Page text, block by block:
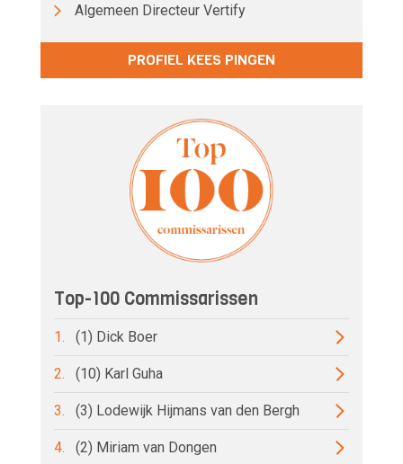
Algemeen Directeur Vertify
PROFIEL KEES PINGEN
Top-100 Commissarissen
1. (1) Dick Boer
2. (10) Karl Guha
3. (3) Lodewijk Hijmans van den Bergh
4. (2) Miriam van Dongen